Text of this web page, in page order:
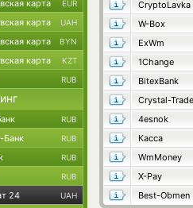
CryptoLavka
W-Box
ExWm
1Change
BitexBank
Crystal-Trade
4esnok
Касса
WmMoney
X-Pay
Best-Obmen
карта EUR
карта UAH
карта BYN
карта KZT
RUB
RUB
Банк RUB
RUB
RUB
24 UAH